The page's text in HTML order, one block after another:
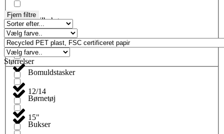
Biltilbehør
Blyanter
Bomuldstasker
Børnetøj
Bukser
Fjern filtre
Størrelser
12/14
15"